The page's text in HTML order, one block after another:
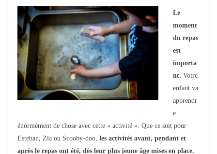
Le
moment
du repas
est
importa
nt. Votre
enfant va
apprendr
e
énormément de chose avec cette « activité ». Que ce soit pour
Esteban, Zia ou Scooby-doo, les activités avant, pendant et
après le repas ont été, dès leur plus jeune âge mises en place.